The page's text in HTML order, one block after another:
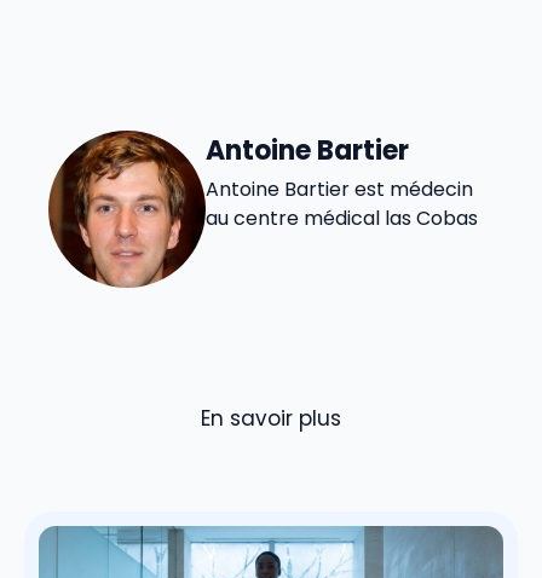
Antoine Bartier
Antoine Bartier est médecin
au centre médical las Cobas
En savoir plus